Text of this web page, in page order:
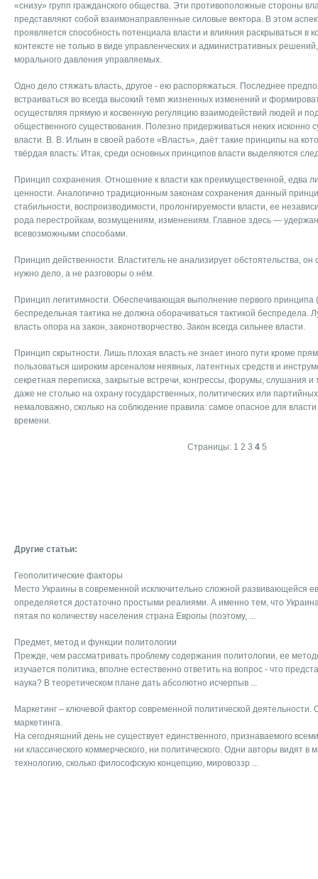
«снизу» групп гражданского общества. Эти противоположные стороны
представляют собой взаимонаправленные силовые вектора. В этом
проявляется способность потенциала власти и влияния раскрываться в
контексте не только в виде управленческих и административных
морального давления управляемых.
Одно дело стяжать власть, другое - ею распоряжаться. Последнее
встраиваться во всегда высокий темп жизненных изменений и
осуществляя прямую и косвенную регуляцию взаимодействий людей и
общественного существования. Полезно придерживаться неких исконно
власти. В. В. Ильин в своей работе «Власть», даёт такие принципы на
твёрдая власть: Итак, среди основных принципов власти выделяются
Принцип сохранения. Отношение к власти как преимущественной, едва
ценности. Аналогично традиционным законам сохранения данный
стабильности, воспроизводимости, пролонгируемости власти, ее
рода перестройкам, возмущениям, изменениям. Главное здесь —
всевозможными способами.
Принцип действенности. Властитель не анализирует обстоятельства, он
нужно дело, а не разговоры о нём.
Принцип легитимности. Обеспечивающая выполнение первого принципа
беспредельная тактика не должна оборачиваться тактикой беспредела.
власть опора на закон, законотворчество. Закон всегда сильнее власти.
Принцип скрытности. Лишь плохая власть не знает иного пути кроме
пользоваться широким арсеналом неявных, латентных средств и
секретная переписка, закрытые встречи, конгрессы, форумы, слушания
даже не столько на охрану государственных, политических или
немаловажно, сколько на соблюдение правила: самое опасное для
времени.
Страницы: 1 2 3 4 5
Другие статьи:
Геополитические факторы
Место Украины в современной исключительно сложной развивающейся
определяется достаточно простыми реалиями. А именно тем, что
пятая по количеству населения страна Европы (поэтому, ...
Предмет, метод и функции политологии
Прежде, чем рассматривать проблему содержания политологии, ее
изучается политика, вполне естественно ответить на вопрос - что
наука? В теоретическом плане дать абсолютно исчерпыв ...
Маркетинг – ключевой фактор современной политической
маркетинга.
На сегодняшний день не существует единственного, признаваемого
ни классического коммерческого, ни политического. Одни авторы видят в
технологию, сколько философскую концепцию, мировоззр ...